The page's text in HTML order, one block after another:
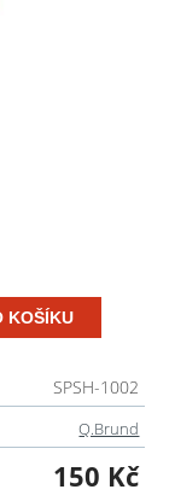
SPSH-1002
Q.Brund
150 Kč